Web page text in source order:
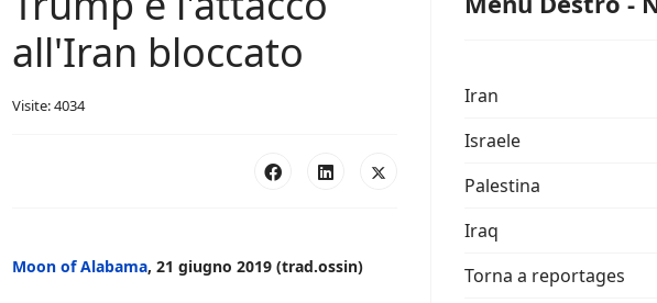
all'Iran bloccato
Visite: 4034
Moon of Alabama, 21 giugno 2019 (trad.ossin)
Iran
Israele
Palestina
Iraq
Torna a reportages